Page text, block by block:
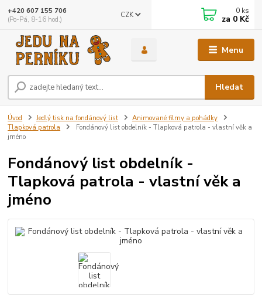
Menu
CZK
Hledat
+420 607 155 706
(Po-Pá, 8-16 hod.)
0 ks
za 0 Kč
Úvod Jedlý tisk na fondánový list
Animované filmy a pohádky
Tlapková patrola
Fondánový list obdelník - Tlapková patrola - vlastní věk a
jméno
Fondánový list obdelník -
Tlapková patrola - vlastní věk a
jméno